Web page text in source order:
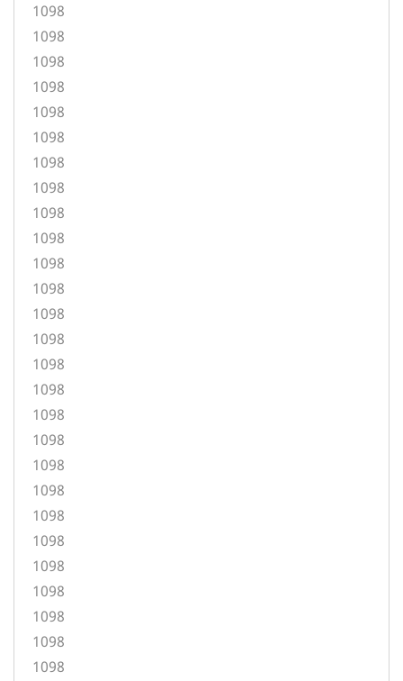
1098
1098
1098
1098
1098
1098
1098
1098
1098
1098
1098
1098
1098
1098
1098
1098
1098
1098
1098
1098
1098
1098
1098
1098
1098
1098
1098